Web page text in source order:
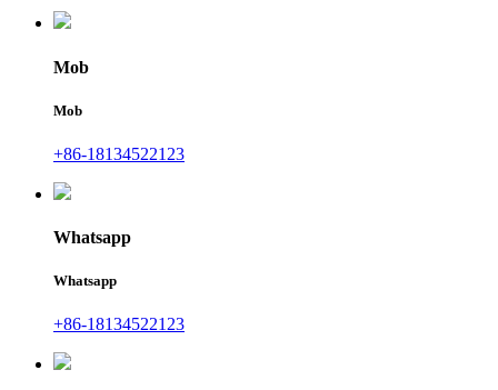
Mob
Mob
+86-18134522123
Whatsapp
Whatsapp
+86-18134522123